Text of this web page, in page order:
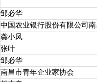
邹必华
中国农业银行股份有限公司
龚小凤
张叶
邹必华
南昌市青年企业家协会